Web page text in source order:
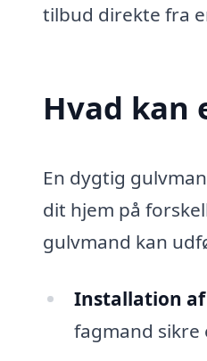
tilbud direkte fra
Hvad kan
En dygtig
dit hjem på
gulvmand kan
Installation af
fagmand sikre